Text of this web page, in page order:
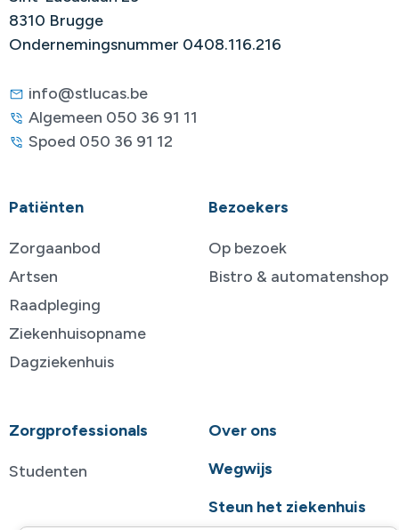
8310 Brugge
Ondernemingsnummer 0408.116.216
info@stlucas.be
Algemeen 050 36 91 11
Spoed 050 36 91 12
Patiënten
Zorgaanbod
Artsen
Raadpleging
Ziekenhuisopname
Dagziekenhuis
Bezoekers
Op bezoek
Bistro & automatenshop
Zorgprofessionals
Studenten
Over ons
Wegwijs
Steun het ziekenhuis